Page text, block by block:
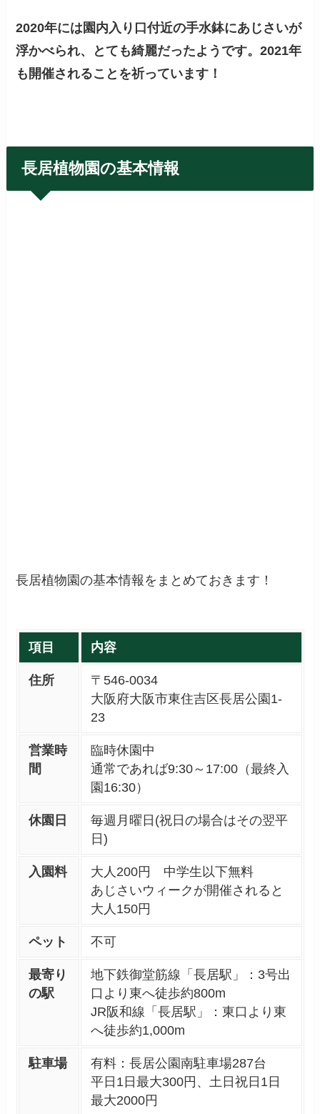
2020年には園内入り口付近の手水鉢にあじさいが
浮かべられ、とても綺麗だったようです。2021年
も開催されることを祈っています！
長居植物園の基本情報
長居植物園の基本情報をまとめておきます！
項目 内容
住所
〒546-0034
大阪府大阪市東住吉区長居公園1-
23
営業時
間
臨時休園中
通常であれば9:30～17:00（最終入
園16:30）
休園日
毎週月曜日(祝日の場合はその翌平
日)
入園料
大人200円 中学生以下無料
あじさいウィークが開催されると
大人150円
ペット 不可
最寄り
の駅
地下鉄御堂筋線「長居駅」：3号出
口より東へ徒歩約800m
JR阪和線「長居駅」：東口より東
へ徒歩約1,000m
駐車場
有料：長居公園南駐車場287台
平日1日最大300円、土日祝日1日
最大2000円